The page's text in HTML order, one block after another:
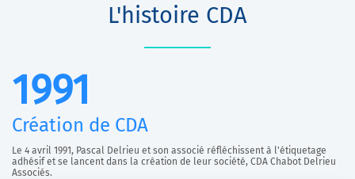
L'histoire CDA
1991
Création de CDA
Le 4 avril 1991, Pascal Delrieu et son associé réfléchissent à l'étiquetage
adhésif et se lancent dans la création de leur société, CDA Chabot Delrieu
Associés.